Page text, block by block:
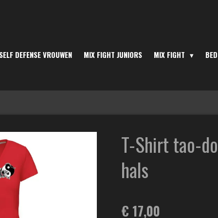
SELF DEFENSE VROUWEN MIX FIGHT JUNIORS MIX FIGHT
T-Shirt tao-
hals
€ 17,00